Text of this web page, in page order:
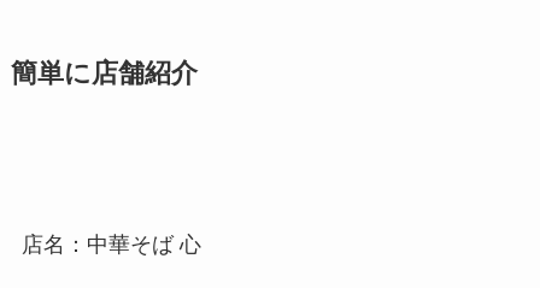
簡単に店舗紹介
店名：中華そば 心